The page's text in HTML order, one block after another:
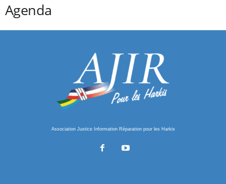
Agenda
Association Justice Information Réparation pour les Harkis